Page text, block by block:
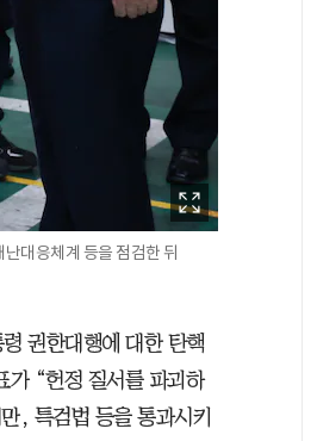
대응체계 등을 점검한 뒤
권한대행에 대한 탄핵
가 “헌정 질서를 파괴하
, 특검법 등을 통과시키